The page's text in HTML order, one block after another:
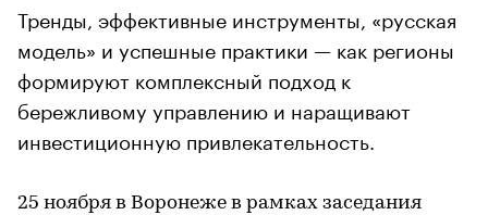
Тренды, эффективные инструменты, «русская
модель» и успешные практики — как регионы
формируют комплексный подход к
бережливому управлению и наращивают
инвестиционную привлекательность.
25 ноября в Воронеже в рамках заседания